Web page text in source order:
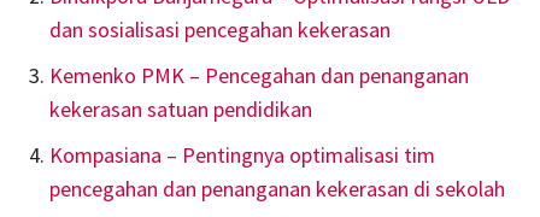
dan sosialisasi pencegahan kekerasan
Kemenko PMK – Pencegahan dan penanganan
kekerasan satuan pendidikan
Kompasiana – Pentingnya optimalisasi tim
pencegahan dan penanganan kekerasan di sekolah